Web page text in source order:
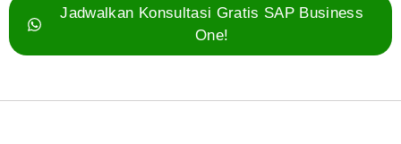
Jadwalkan Konsultasi Gratis SAP Business
One!